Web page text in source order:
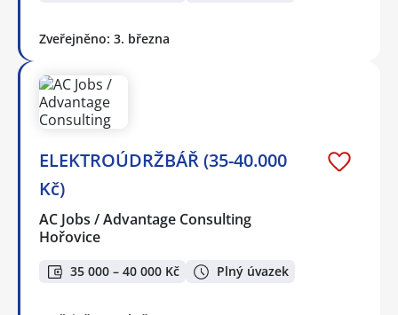
Zveřejněno: 3. března
ELEKTROÚDRŽBÁŘ (35-40.000
Kč)
AC Jobs / Advantage Consulting
Hořovice
35 000 – 40 000 Kč Plný úvazek